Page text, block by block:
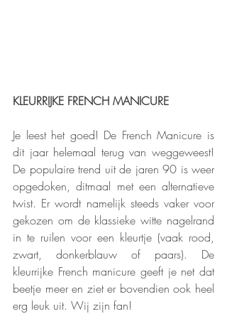
KLEURRIJKE FRENCH MANICURE
Je leest het goed! De French Manicure is
dit jaar helemaal terug van weggeweest!
De populaire trend uit de jaren 90 is weer
opgedoken, ditmaal met een alternatieve
twist. Er wordt namelijk steeds vaker voor
gekozen om de klassieke witte nagelrand
in te ruilen voor een kleurtje (vaak rood,
zwart, donkerblauw of paars). De
kleurrijke French manicure geeft je net dat
beetje meer en ziet er bovendien ook heel
erg leuk uit. Wij zijn fan!